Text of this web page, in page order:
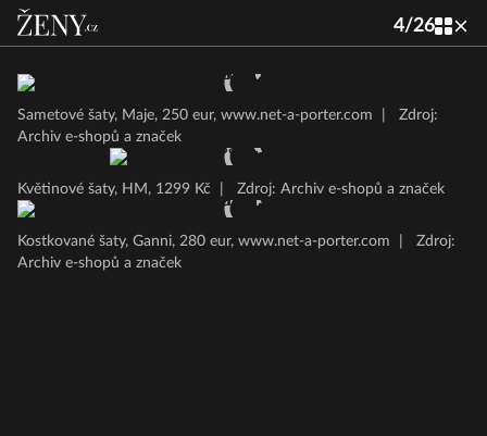
4/26
Sametové šaty, Maje, 250 eur, www.net-a-porter.com
Zdroj:
Archiv e-shopů a značek
Květinové šaty, HM, 1299 Kč Zdroj: Archiv e-shopů a značek
Kostkované šaty, Ganni, 280 eur, www.net-a-porter.com
Zdroj:
Archiv e-shopů a značek